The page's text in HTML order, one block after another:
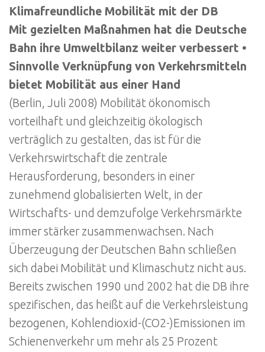
Klimafreundliche Mobilität mit der DB
Mit gezielten Maßnahmen hat die Deutsche
Bahn ihre Umweltbilanz weiter verbessert •
Sinnvolle Verknüpfung von Verkehrsmitteln
bietet Mobilität aus einer Hand
(Berlin, Juli 2008) Mobilität ökonomisch
vorteilhaft und gleichzeitig ökologisch
verträglich zu gestalten, das ist für die
Verkehrswirtschaft die zentrale
Herausforderung, besonders in einer
zunehmend globalisierten Welt, in der
Wirtschafts- und demzufolge Verkehrsmärkte
immer stärker zusammenwachsen. Nach
Überzeugung der Deutschen Bahn schließen
sich dabei Mobilität und Klimaschutz nicht aus.
Bereits zwischen 1990 und 2002 hat die DB ihre
spezifischen, das heißt auf die Verkehrsleistung
bezogenen, Kohlendioxid-(CO2-)Emissionen im
Schienenverkehr um mehr als 25 Prozent